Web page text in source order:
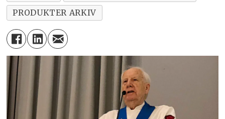
PRODUKTER ARKIV